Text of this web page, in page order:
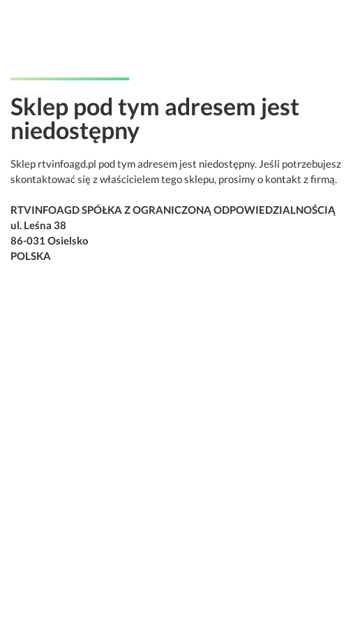
Sklep pod tym adresem jest
niedostępny
Sklep rtvinfoagd.pl pod tym adresem jest niedostępny. Jeśli potrzebujesz
skontaktować się z właścicielem tego sklepu, prosimy o kontakt z firmą.
RTVINFOAGD SPÓŁKA Z OGRANICZONĄ ODPOWIEDZIALNOŚCIĄ
ul. Leśna 38
86-031 Osielsko
POLSKA